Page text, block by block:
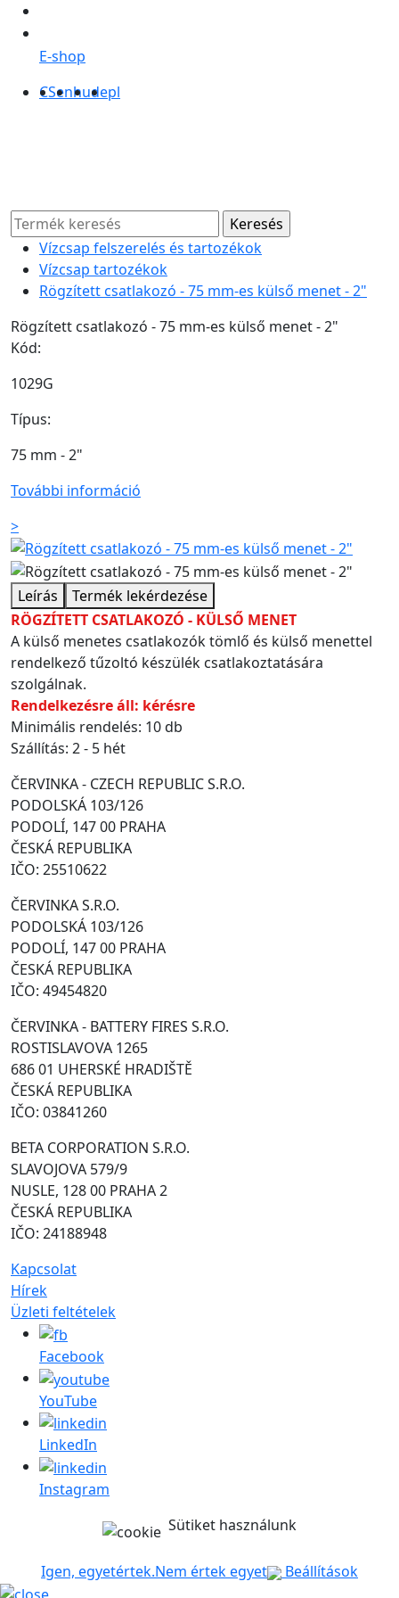
E-shop
CSenhudepl
Vízcsap felszerelés és tartozékok
Vízcsap tartozékok
Rögzített csatlakozó - 75 mm-es külső menet - 2"
Rögzített csatlakozó - 75 mm-es külső menet - 2"
Kód:
1029G
Típus:
75 mm - 2"
További információ
>
Leírás
Termék lekérdezése
RÖGZÍTETT CSATLAKOZÓ - KÜLSŐ MENET
A külső menetes csatlakozók tömlő és külső menettel
rendelkező tűzoltó készülék csatlakoztatására
szolgálnak.
Rendelkezésre áll: kérésre
Minimális rendelés: 10 db
Szállítás: 2 - 5 hét
ČERVINKA - CZECH REPUBLIC S.R.O.
PODOLSKÁ 103/126
PODOLÍ, 147 00 PRAHA
ČESKÁ REPUBLIKA
IČO: 25510622
ČERVINKA S.R.O.
PODOLSKÁ 103/126
PODOLÍ, 147 00 PRAHA
ČESKÁ REPUBLIKA
IČO: 49454820
ČERVINKA - BATTERY FIRES S.R.O.
ROSTISLAVOVA 1265
686 01 UHERSKÉ HRADIŠTĚ
ČESKÁ REPUBLIKA
IČO: 03841260
BETA CORPORATION S.R.O.
SLAVOJOVA 579/9
NUSLE, 128 00 PRAHA 2
ČESKÁ REPUBLIKA
IČO: 24188948
Kapcsolat
Hírek
Üzleti feltételek
Facebook
YouTube
LinkedIn
Instagram
Sütiket használunk
Igen, egyetértek.Nem értek egyet Beállítások